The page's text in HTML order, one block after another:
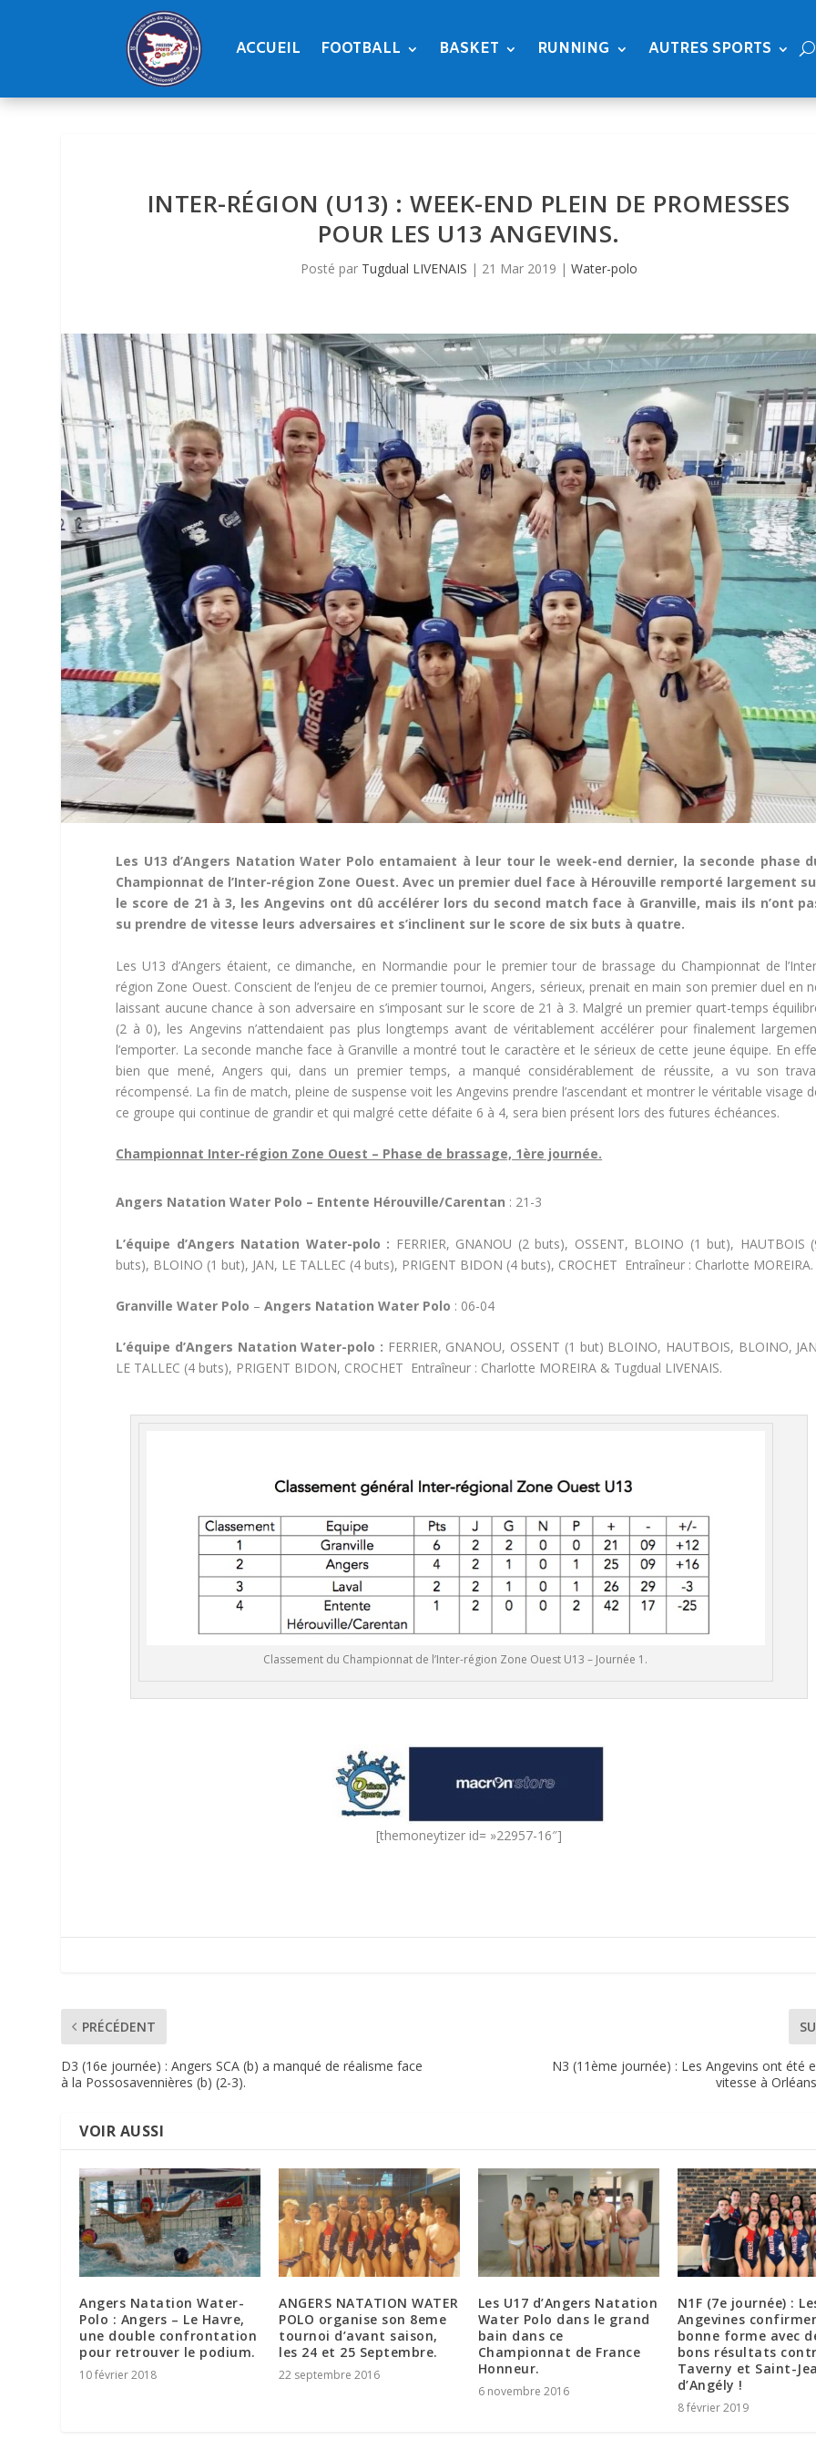
ACCUEIL FOOTBALL BASKET RUNNING AUTRES SPORTS
INTER-RÉGION (U13) : WEEK-END PLEIN DE PROMESSES
POUR LES U13 ANGEVINS.
Posté par Tugdual LIVENAIS | 21 Mar 2019 | Water-polo
Les U13 d’Angers Natation Water Polo entamaient à leur tour le week-end dernier, la seconde phase
Championnat de l’Inter-région Zone Ouest. Avec un premier duel face à Hérouville remporté largement
le score de 21 à 3, les Angevins ont dû accélérer lors du second match face à Granville, mais ils n’ont
su prendre de vitesse leurs adversaires et s’inclinent sur le score de six buts à quatre.
Les U13 d’Angers étaient, ce dimanche, en Normandie pour le premier tour de brassage du Championnat de
région Zone Ouest. Conscient de l’enjeu de ce premier tournoi, Angers, sérieux, prenait en main son premier duel en
laissant aucune chance à son adversaire en s’imposant sur le score de 21 à 3. Malgré un premier quart-temps
(2 à 0), les Angevins n’attendaient pas plus longtemps avant de véritablement accélérer pour finalement
l’emporter. La seconde manche face à Granville a montré tout le caractère et le sérieux de cette jeune équipe. En
bien que mené, Angers qui, dans un premier temps, a manqué considérablement de réussite, a vu son
récompensé. La fin de match, pleine de suspense voit les Angevins prendre l’ascendant et montrer le véritable visage
ce groupe qui continue de grandir et qui malgré cette défaite 6 à 4, sera bien présent lors des futures échéances.
Championnat Inter-région Zone Ouest – Phase de brassage, 1ère journée.
Angers Natation Water Polo – Entente Hérouville/Carentan : 21-3
L’équipe d’Angers Natation Water-polo : FERRIER, GNANOU (2 buts), OSSENT, BLOINO (1 but), HAUTBOIS
buts), BLOINO (1 but), JAN, LE TALLEC (4 buts), PRIGENT BIDON (4 buts), CROCHET Entraîneur : Charlotte MOREIRA.
Granville Water Polo – Angers Natation Water Polo : 06-04
L’équipe d’Angers Natation Water-polo : FERRIER, GNANOU, OSSENT (1 but) BLOINO, HAUTBOIS, BLOINO,
LE TALLEC (4 buts), PRIGENT BIDON, CROCHET Entraîneur : Charlotte MOREIRA & Tugdual LIVENAIS.
Classement du Championnat de l’Inter-région Zone Ouest U13 – Journée 1.
[themoneytizer id= »22957-16″]
PRÉCÉDENT
D3 (16e journée) : Angers SCA (b) a manqué de réalisme face
à la Possosavennières (b) (2-3).
N3 (11ème journée) : Les Angevins ont été
vitesse à
VOIR AUSSI
Angers Natation Water-
Polo : Angers – Le Havre,
une double confrontation
pour retrouver le podium.
10 février 2018
ANGERS NATATION WATER
POLO organise son 8eme
tournoi d’avant saison,
les 24 et 25 Septembre.
22 septembre 2016
Les U17 d’Angers Natation
Water Polo dans le grand
bain dans ce
Championnat de France
Honneur.
6 novembre 2016
N1F (7e journée) :
Angevines
bonne forme avec
bons résultats
Taverny et Saint-
d’Angély !
8 février 2019